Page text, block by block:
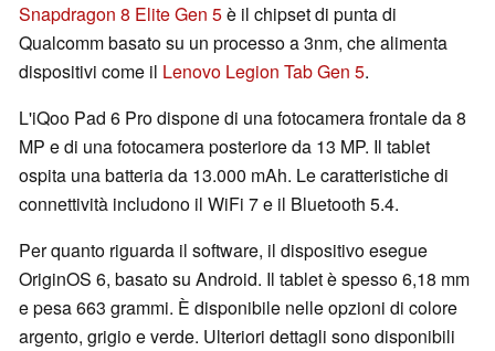
Snapdragon 8 Elite Gen 5è il chipset di punta di
Qualcomm basato su un processo a 3nm, che alimenta
dispositivi come il Lenovo Legion Tab Gen 5.
L'iQoo Pad 6 Pro dispone di una fotocamera frontale da 8
MP e di una fotocamera posteriore da 13 MP. Il tablet
ospita una batteria da 13.000 mAh. Le caratteristiche di
connettività includono il WiFi 7 e il Bluetooth 5.4.
Per quanto riguarda il software, il dispositivo esegue
OriginOS 6, basato su Android. Il tablet è spesso 6,18 mm
e pesa 663 grammi. È disponibile nelle opzioni di colore
argento, grigio e verde. Ulteriori dettagli sono disponibili